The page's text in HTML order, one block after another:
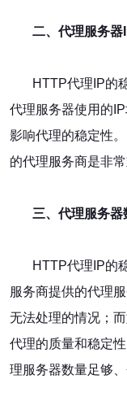
二、代理服务
HTTP代理IP的
代理服务器使用的
影响代理的稳定性
的代理服务商是非常
三、代理服务器
HTTP代理IP的
服务商提供的代理
无法处理的情况；
代理的质量和稳定
理服务器数量足够